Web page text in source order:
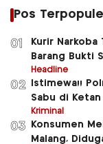
Pos
01
Kurir
Barang Bukti
Headline
02
Istimewa!!
Sabu di
Kriminal
03
Konsumen
Malang,